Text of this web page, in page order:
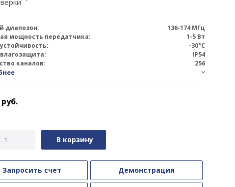
диапозон:
136-174 МГц
мощность передатчика:
1-5 Вт
-30°C
IP54
каналов:
256
руб.
В корзину
Запросить счет Демонстрация